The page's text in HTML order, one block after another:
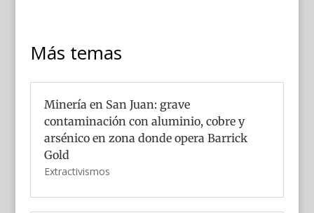
Más temas
Minería en San Juan: grave
contaminación con aluminio, cobre y
arsénico en zona donde opera Barrick
Gold
Extractivismos